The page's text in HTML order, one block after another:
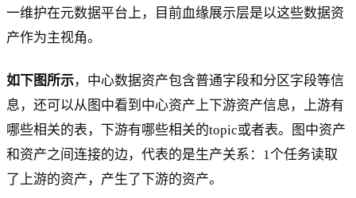
一维护在元数据平台上，目前血缘展示层是以这些数据资
产作为主视角。
如下图所示，中心数据资产包含普通字段和分区字段等信
息，还可以从图中看到中心资产上下游资产信息，上游有
哪些相关的表，下游有哪些相关的topic或者表。图中资产
和资产之间连接的边，代表的是生产关系：1个任务读取
了上游的资产，产生了下游的资产。